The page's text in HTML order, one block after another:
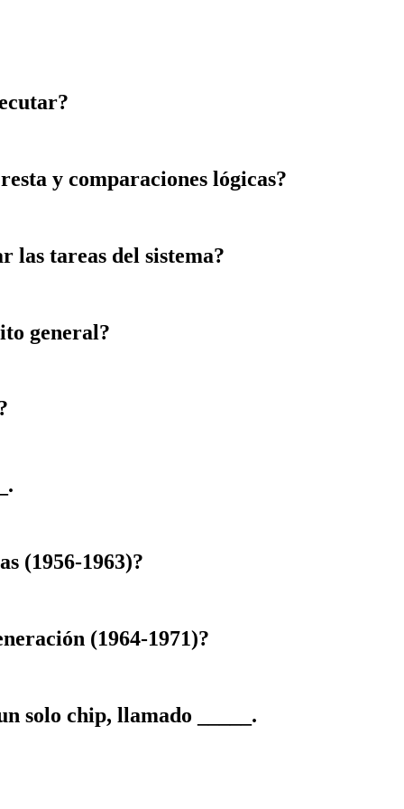
y comparaciones lógicas?
las tareas del sistema?
general?
(1956-1963)?
(1964-1971)?
solo chip, llamado _____.